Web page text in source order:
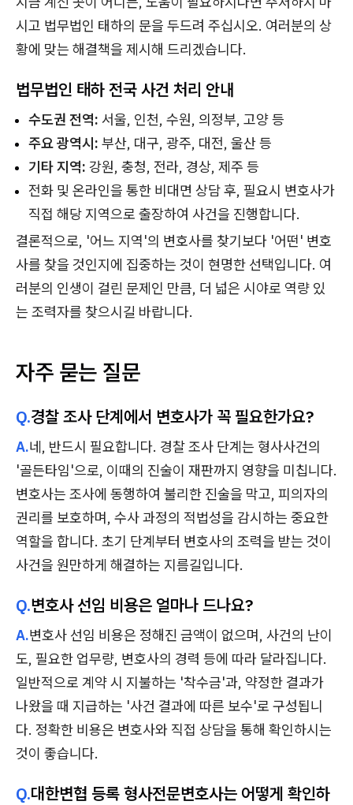
시고 법무법인 태하의 문을 두드려 주십시오. 여러분의 상
황에 맞는 해결책을 제시해 드리겠습니다.
법무법인 태하 전국 사건 처리 안내
수도권 전역: 서울, 인천, 수원, 의정부, 고양 등
주요 광역시: 부산, 대구, 광주, 대전, 울산 등
기타 지역: 강원, 충청, 전라, 경상, 제주 등
전화 및 온라인을 통한 비대면 상담 후, 필요시 변호사가
직접 해당 지역으로 출장하여 사건을 진행합니다.
결론적으로, '어느 지역'의 변호사를 찾기보다 '어떤' 변호
사를 찾을 것인지에 집중하는 것이 현명한 선택입니다. 여
러분의 인생이 걸린 문제인 만큼, 더 넓은 시야로 역량 있
는 조력자를 찾으시길 바랍니다.
자주 묻는 질문
Q.경찰 조사 단계에서 변호사가 꼭 필요한가요?
A.네, 반드시 필요합니다. 경찰 조사 단계는 형사사건의
'골든타임'으로, 이때의 진술이 재판까지 영향을 미칩니다.
변호사는 조사에 동행하여 불리한 진술을 막고, 피의자의
권리를 보호하며, 수사 과정의 적법성을 감시하는 중요한
역할을 합니다. 초기 단계부터 변호사의 조력을 받는 것이
사건을 원만하게 해결하는 지름길입니다.
Q.변호사 선임 비용은 얼마나 드나요?
A.변호사 선임 비용은 정해진 금액이 없으며, 사건의 난이
도, 필요한 업무량, 변호사의 경력 등에 따라 달라집니다.
일반적으로 계약 시 지불하는 '착수금'과, 약정한 결과가
나왔을 때 지급하는 '사건 결과에 따른 보수'로 구성됩니
다. 정확한 비용은 변호사와 직접 상담을 통해 확인하시는
것이 좋습니다.
Q.대한변협 등록 형사전문변호사는 어떻게 확인하